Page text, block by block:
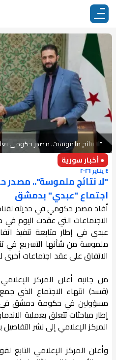
"لا نتائج ملموسة".. مصدر حكومي
● أخبار سورية
٤ يناير ٢٠٢٦
"لا نتائج ملموسة"..
اجتماع "عبدي" بدمشق
أفاد مصدر حكومي في حديثه
الاجتماعات التي عقدت
ملموسة من شأنها التسريع في
الاتفاق على عقد اجتماعات أخرى
من جانبه أعلن المركز
(قسد) انتهاء الاجتماع الذي
مسؤولين في حكومة دمشق في
إطار مباحثات تتعلق بعملية
المركز الإعلامي إلى نشر
وأعلن المركز الإعلامي التابع